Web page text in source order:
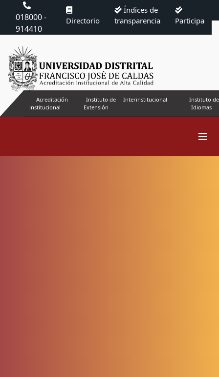
018000 -
914410
Directorio
Índices de
transparencia
Participa
Acreditación
institucional
Instituto de
Extensión
Interinstitucional
Instituto de
Idiomas